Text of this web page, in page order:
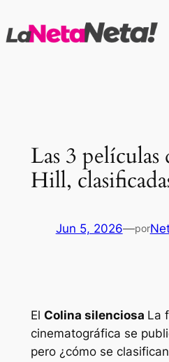
al
Las 3 películas
Hill,
Jun 5, 2026—por
El Colina silenciosa La
cinematográfica se
pero ¿cómo se